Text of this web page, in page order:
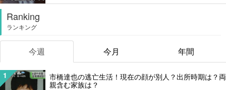
Ranking
ランキング
今週 今月 年間
1
市橋達也の逃亡生活！現在の顔が別人？出所時期は？両
親含む家族は？